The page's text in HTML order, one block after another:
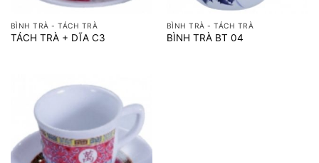
BÌNH TRÀ - TÁCH TRÀ
TÁCH TRÀ + DĨA C3
BÌNH TRÀ - TÁCH TRÀ
BÌNH TRÀ BT 04